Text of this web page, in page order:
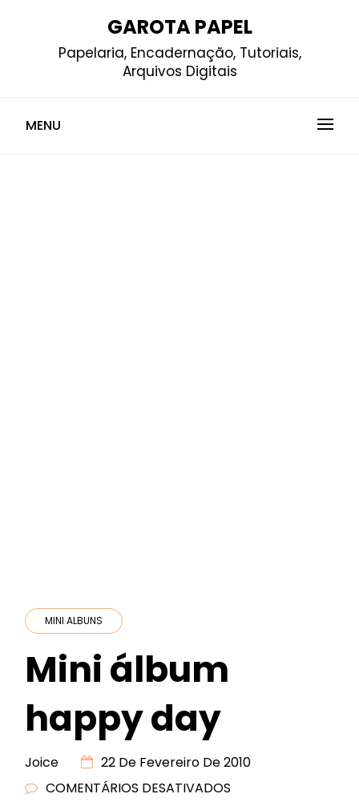
GAROTA PAPEL
Papelaria, Encadernação, Tutoriais,
Arquivos Digitais
MENU
MINI ALBUNS
Mini álbum
happy day
Joice
22 De Fevereiro De 2010
COMENTÁRIOS DESATIVADOS